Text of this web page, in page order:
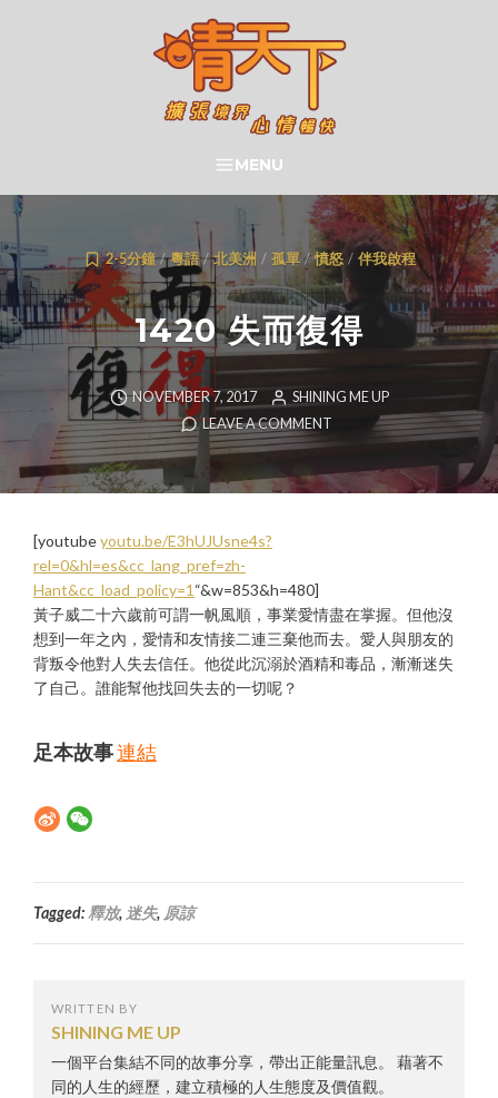
晴天下 SHININGMEUP
SEARCH
MENU
2-5分鐘 / 粵語 / 北美洲 / 孤單 / 憤怒 / 伴我啟程
1420 失而復得
NOVEMBER 7, 2017
SHINING ME UP
LEAVE A COMMENT
[youtubeyoutu.be/E3hUJUsne4s?
rel=0&hl=es&cc_lang_pref=zh-
Hant&cc_load_policy=1 “&w=853&h=480]
黃子威二十六歲前可謂一帆風順，事業愛情盡在掌握。但他沒
想到一年之內，愛情和友情接二連三棄他而去。愛人與朋友的
背叛令他對人失去信任。他從此沉溺於酒精和毒品，漸漸迷失
了自己。誰能幫他找回失去的一切呢？
足本故事連結
Tagged:釋放, 迷失, 原諒
WRITTEN BY
SHINING ME UP
一個平台集結不同的故事分享，帶出正能量訊息。 藉著不
同的人生的經歷，建立積極的人生態度及價值觀。